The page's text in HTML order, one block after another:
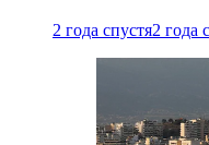
2 года спустя2 года